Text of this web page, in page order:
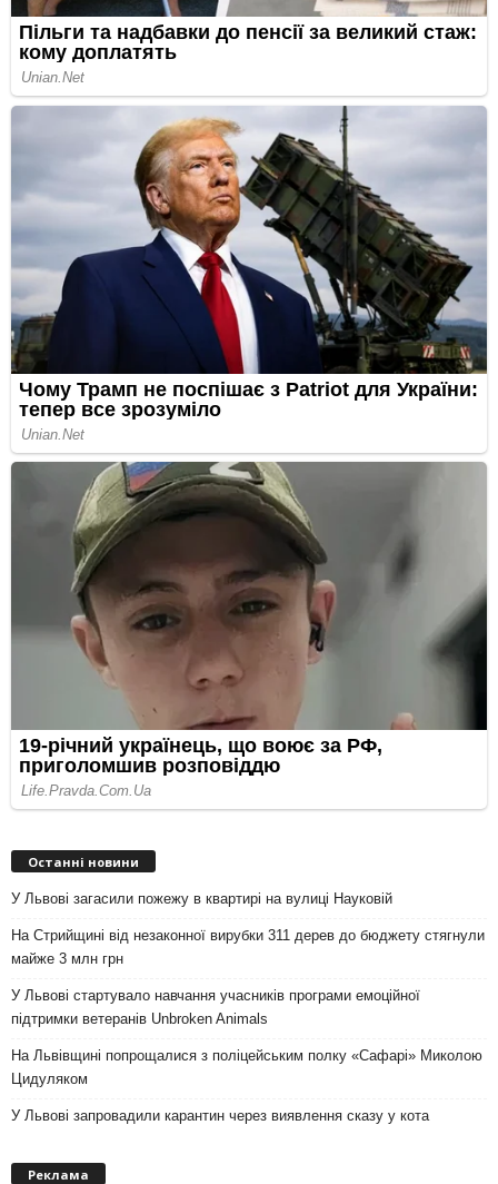
Останні новини
У Львові загасили пожежу в квартирі на вулиці Науковій
На Стрийщині від незаконної вирубки 311 дерев до бюджету стягнули
майже 3 млн грн
У Львові стартувало навчання учасників програми емоційної
підтримки ветеранів Unbroken Animals
На Львівщині попрощалися з поліцейським полку «Сафарі» Миколою
Цидуляком
У Львові запровадили карантин через виявлення сказу у кота
Реклама